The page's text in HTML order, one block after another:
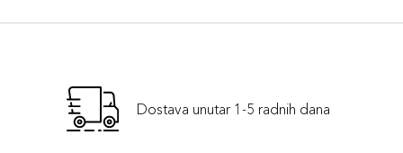
Dostava unutar 1-5 radnih dana